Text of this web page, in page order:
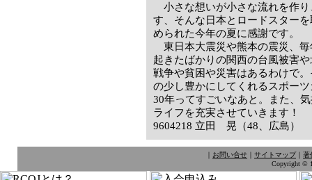
小さな想いが小さな流れを作
す、そんな日本とロードスター
められた今年の夏に感謝です。
東日本大震災や熊本の震災、
起きたばかりの関西の台風被害
戦争や貧困や災害はあるわけで
の少し豊かにしてくれるスポー
30年ってすごいなあと。また、
ライフを充実させていきます！
9604218 立田 晃（48、広島）
｜ お問い合せ ｜ サイトマップ｜ 著
Copyright ©